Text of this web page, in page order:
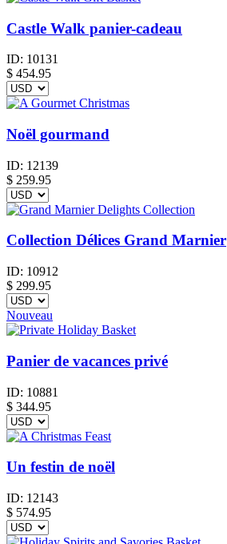
Castle Walk panier-cadeau
ID: 10131
$ 454.95
Noël gourmand
ID: 12139
$ 259.95
Collection Délices Grand Marnier
ID: 10912
$ 299.95
Nouveau
Panier de vacances privé
ID: 10881
$ 344.95
Un festin de noël
ID: 12143
$ 574.95